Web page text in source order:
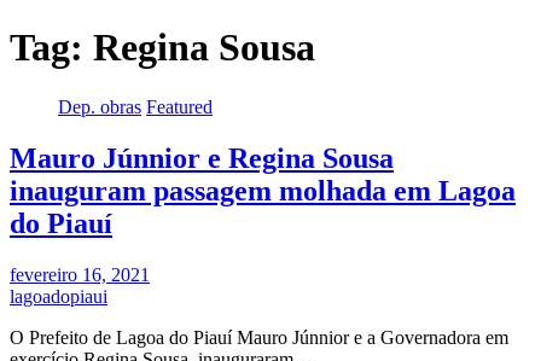
Tag: Regina Sousa
Dep. obras Featured
Mauro Júnnior e Regina Sousa
inauguram passagem molhada em Lagoa
do Piauí
fevereiro 16, 2021
lagoadopiaui
O Prefeito de Lagoa do Piauí Mauro Júnnior e a Governadora em